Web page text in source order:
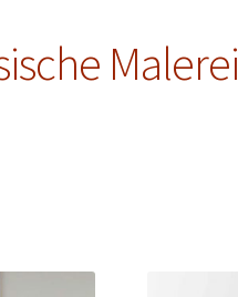
Malerei